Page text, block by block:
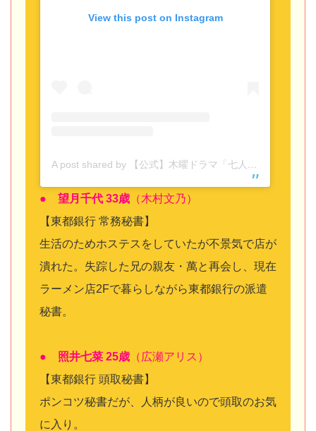
View this post on Instagram
A post shared by 【公式】木曜ドラマ「七人の秘書」 (@7_hisho_tvasahi)
● 望月千代 33歳 （木村文乃）
【東都銀行 常務秘書】
生活のためホステスをしていたが不景気で店が
潰れた。失踪した兄の親友・萬と再会し、現在
ラーメン店2Fで暮らしながら東都銀行の派遣
秘書。
● 照井七菜 25歳 （広瀬アリス）
【東都銀行 頭取秘書】
ポンコツ秘書だが、人柄が良いので頭取のお気
に入り。